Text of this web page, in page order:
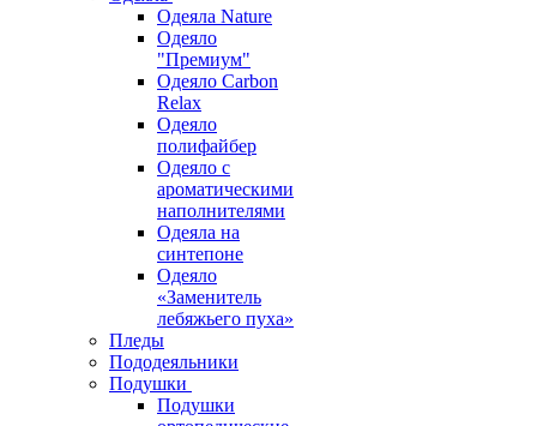
Одеяла Nature
Одеяло
"Премиум"
Одеяло Carbon
Relax
Одеяло
полифайбер
Одеяло с
ароматическими
наполнителями
Одеяла на
синтепоне
Одеяло
«Заменитель
лебяжьего пуха»
Пледы
Пододеяльники
Подушки
Подушки